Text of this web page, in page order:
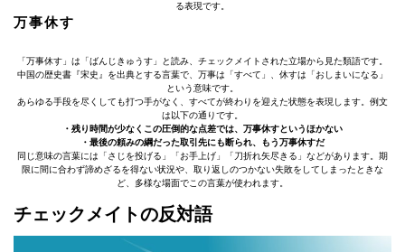
る表現です。
万事休す
「万事休す」は「ばんじきゅうす」と読み、チェックメイトされた立場から見た類語です。
中国の歴史書『宋史』を出典とする言葉で、万事は「すべて」、休すは「おしまいになる」
という意味です。
あらゆる手段を尽くしても打つ手がなく、すべてが終わりを迎えた状態を表現します。例文
は以下の通りです。
・残り時間が少なくこの圧倒的な点差では、万事休すというほかない
・最後の頼みの綱だった取引先にも断られ、もう万事休すだ
同じ意味の言葉には「さじを投げる」「お手上げ」「刀折れ矢尽きる」などがあります。期
限に間に合わず諦めざるを得ない状況や、取り返しのつかない失敗をしてしまったときな
ど、多様な場面でこの言葉が使われます。
チェックメイトの反対語